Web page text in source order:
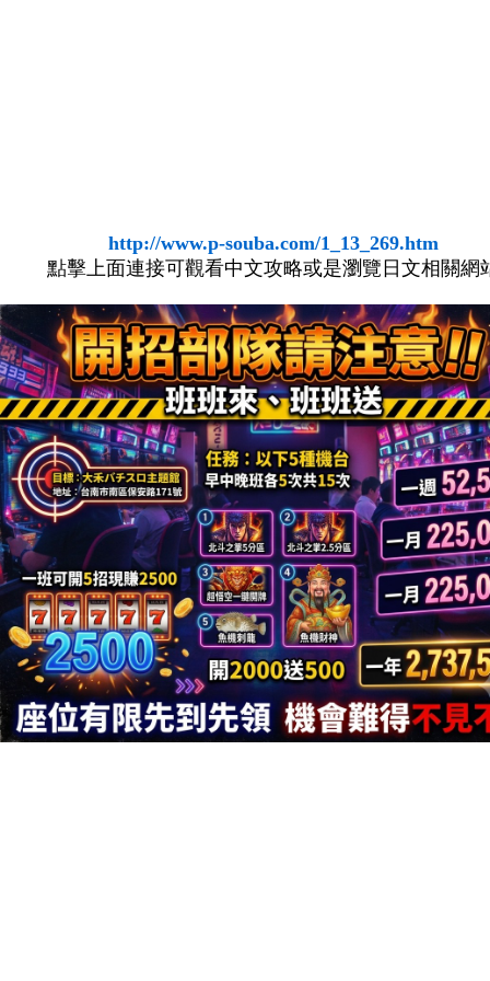
http://www.p-souba.com/1_13_269.htm
點擊上面連接可觀看中文攻略或是瀏覽日文相關網